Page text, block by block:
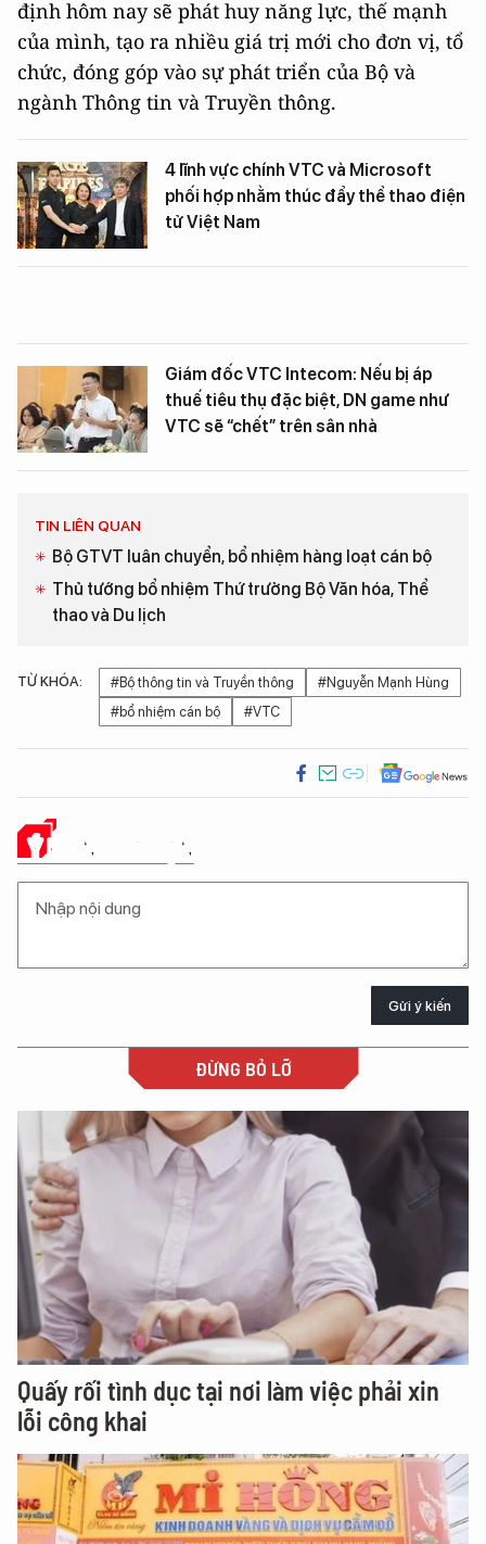
định hôm nay sẽ phát huy năng lực, thế mạnh
của mình, tạo ra nhiều giá trị mới cho đơn vị, tổ
chức, đóng góp vào sự phát triển của Bộ và
ngành Thông tin và Truyền thông.
4 lĩnh vực chính VTC và Microsoft
phối hợp nhằm thúc đẩy thể thao điện
tử Việt Nam
Giám đốc VTC Intecom: Nếu bị áp
thuế tiêu thụ đặc biệt, DN game như
VTC sẽ “chết” trên sân nhà
TIN LIÊN QUAN
Bộ GTVT luân chuyển, bổ nhiệm hàng loạt cán bộ
Thủ tướng bổ nhiệm Thứ trưởng Bộ Văn hóa, Thể
thao và Du lịch
TỪ KHÓA: #Bộ thông tin và Truyền thông
#Nguyễn Mạnh Hùng
#bổ nhiệm cán bộ
#VTC
Ý KIẾN CỦA BẠN
Gửi ý kiến
ĐỪNG BỎ LỠ
Quấy rối tình dục tại nơi làm việc phải xin
lỗi công khai